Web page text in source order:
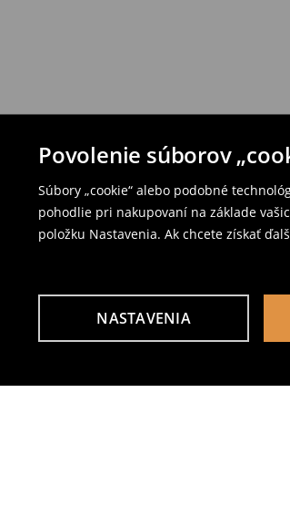
Povolenie súborov
Súbory „cookie“ alebo podobné
pohodlie pri nakupovaní na základe
položku Nastavenia. Ak chcete získať
NASTAVENIA